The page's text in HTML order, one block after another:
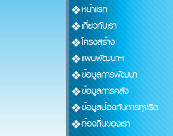
หน้าแรก
เกี่ยวกับเรา
โครงสร้าง
แผนพัฒนาฯ
ข้อมูลการพัฒนา
ข้อมูลการคลัง
ข้อมูลป้องกันการทุจริต
ท้องถิ่นของเรา